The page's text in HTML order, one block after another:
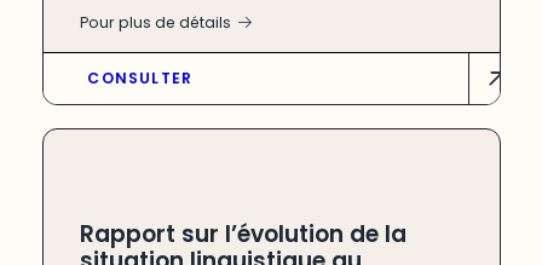
Pour plus de détails
CONSULTER
Rapport sur l’évolution de la